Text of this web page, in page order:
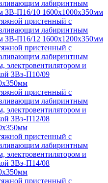
лабиринтным
ЗВ-П16/10 1600х1000х350мм
пристенный с
лабиринтным
ЗВ-П16/12 1600х1200х350мм
пристенный с
лабиринтным
электровентилятором и
ЗВэ-П10/09
пристенный с
лабиринтным
электровентилятором и
ЗВэ-П12/08
пристенный с
лабиринтным
электровентилятором и
ЗВэ-П14/08
пристенный с